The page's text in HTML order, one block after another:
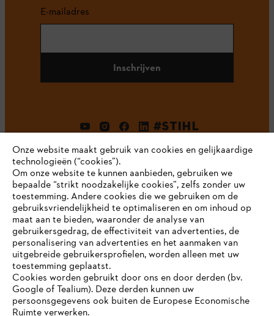
E-mailadres
Inschrijven
#STIHL
Bedrijf
STIHL FAQ
Onze website maakt gebruik van cookies en gelijkaardige
technologieën (“cookies”).
Om onze website te kunnen aanbieden, gebruiken we
bepaalde “strikt noodzakelijke cookies”, zelfs zonder uw
toestemming. Andere cookies die we gebruiken om de
gebruiksvriendelijkheid te optimaliseren en om inhoud op
maat aan te bieden, waaronder de analyse van
gebruikersgedrag, de effectiviteit van advertenties, de
personalisering van advertenties en het aanmaken van
uitgebreide gebruikersprofielen, worden alleen met uw
toestemming geplaatst.
Cookies worden gebruikt door ons en door derden (bv.
Google of Tealium). Deze derden kunnen uw
persoonsgegevens ook buiten de Europese Economische
Ruimte verwerken.